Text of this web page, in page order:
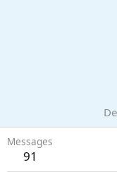
Messages
91